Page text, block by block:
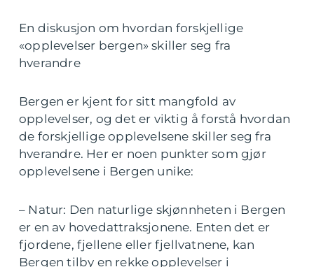
En diskusjon om hvordan forskjellige
«opplevelser bergen» skiller seg fra
hverandre
Bergen er kjent for sitt mangfold av
opplevelser, og det er viktig å forstå hvordan
de forskjellige opplevelsene skiller seg fra
hverandre. Her er noen punkter som gjør
opplevelsene i Bergen unike:
– Natur: Den naturlige skjønnheten i Bergen
er en av hovedattraksjonene. Enten det er
fjordene, fjellene eller fjellvatnene, kan
Bergen tilby en rekke opplevelser i